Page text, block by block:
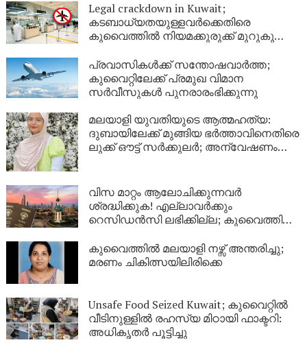
Legal crackdown in Kuwait;
കടബാധ്യതയുള്ളവർക്കെതിരെ
കുവൈത്തിൽ നിയമക്കുരുക്ക് മുറുകുന്നു;
യാത്രാവിലക്ക്
പ്രവാസികൾക്ക് സന്തോഷവാർത്ത;
കുവൈറ്റിലേക്ക് പ്രമുഖ വിമാന
സർവീസുകൾ പുനരാരംഭിക്കുന്നു
മലയാളി യുവതിയുടെ ആത്മഹത്യ:
ദുബായിലേക്ക് മുങ്ങിയ ഭർത്താവിനെതിരെ
ലുക്ക് ഔട്ട് സർക്കുലർ; അന്വേഷണം
വിസ മാറ്റം ആലോചിക്കുന്നവർ
ശ്രദ്ധിക്കുക! എല്ലാവർക്കും
റെസിഡൻസി ലഭിക്കില്ല; കുവൈത്തിന്റെ
കുവൈത്തിൽ മലയാളി നഴ്സ് അന്തരിച്ചു;
മരണം ചികിത്സയിലിരിക്കെ
Unsafe Food Seized Kuwait; കുവൈറ്റിൽ
വീടിനുള്ളിൽ രഹസ്യ മിഠായി ഫാക്ടറി:
അധികൃതർ പൂട്ടിച്ചു